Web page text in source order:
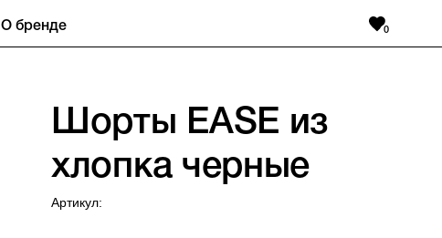
0
О бренде
Шорты EASE из
хлопка черные
Артикул: